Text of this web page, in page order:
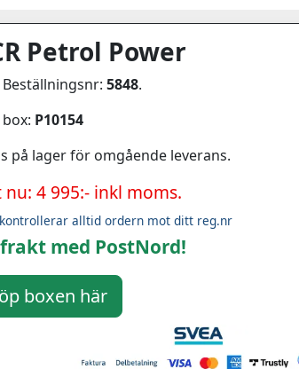
Petrol Power
Beställningsnr: 5848.
box: P10154
på lager för omgående leverans.
nu: 4 995:- inkl moms.
alltid ordern mot ditt reg.nr
med PostNord!